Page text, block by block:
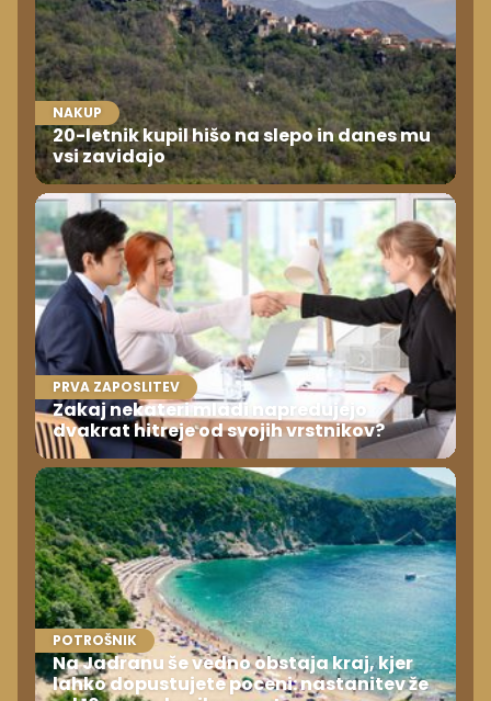
NAKUP
20-letnik kupil hišo na slepo in danes mu
vsi zavidajo
PRVA ZAPOSLITEV
Zakaj nekateri mladi napredujejo
dvakrat hitreje od svojih vrstnikov?
POTROŠNIK
Na Jadranu še vedno obstaja kraj, kjer
lahko dopustujete poceni: nastanitev že